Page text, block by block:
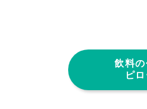
飲料
ピ